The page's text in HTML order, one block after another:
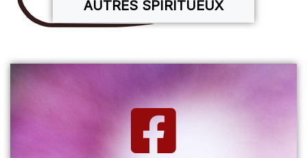
AUTRES SPIRITUEUX